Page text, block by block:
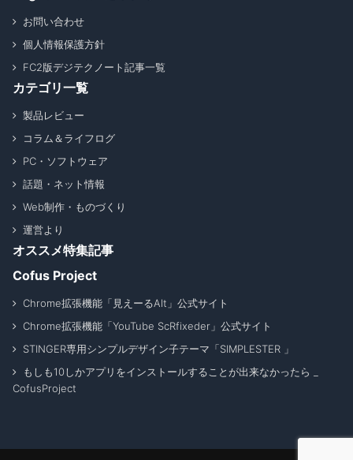
お問い合わせ
個人情報保護方針
FC2版デジテクノート記事一覧
カテゴリ一覧
製品レビュー
コラム＆ライフログ
PC・ソフトウェア
話題・ネット情報
Web制作・ものづくり
運営より
オススメ特集記事
Cofus Project
Chrome拡張機能「見えーるAlt」公式サイト
Chrome拡張機能「YouTube ScRfixeder」公式サイト
STINGER専用シンプルデザイン子テーマ「SIMPLESTER 」
もしも10しかアプリをインストールすることが出来なかったら _
CofusProject